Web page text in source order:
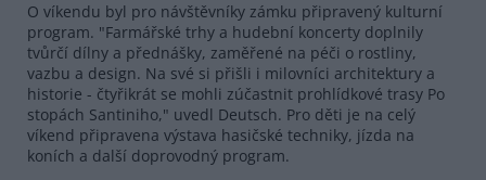
O víkendu byl pro návštěvníky zámku připravený kulturní
program. "Farmářské trhy a hudební koncerty doplnily
tvůrčí dílny a přednášky, zaměřené na péči o rostliny,
vazbu a design. Na své si přišli i milovníci architektury a
historie - čtyřikrát se mohli zúčastnit prohlídkové trasy Po
stopách Santiniho," uvedl Deutsch. Pro děti je na celý
víkend připravena výstava hasičské techniky, jízda na
koních a další doprovodný program.